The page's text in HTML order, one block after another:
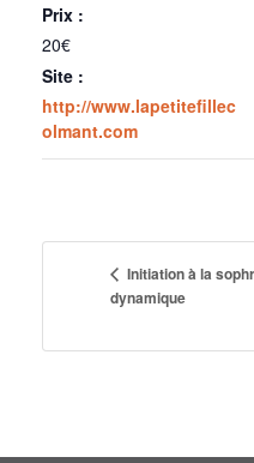
Prix :
20€
Site :
http://www.lapetitefillec
olmant.com
Initiation à la
dynamique